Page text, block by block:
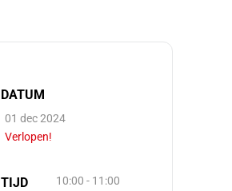
DATUM
01 dec 2024
Verlopen!
TIJD 10:00 - 11:00